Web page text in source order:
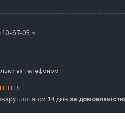
67-05
за телефоном
протягом 14 днів за домовленістю